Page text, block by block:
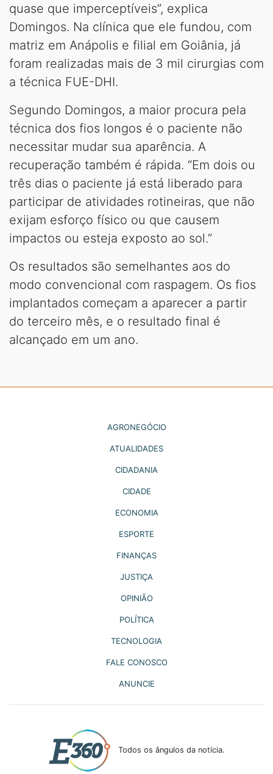
quase que imperceptíveis”, explica
Domingos. Na clínica que ele fundou, com
matriz em Anápolis e filial em Goiânia, já
foram realizadas mais de 3 mil cirurgias com
a técnica FUE-DHI.
Segundo Domingos, a maior procura pela
técnica dos fios longos é o paciente não
necessitar mudar sua aparência. A
recuperação também é rápida. “Em dois ou
três dias o paciente já está liberado para
participar de atividades rotineiras, que não
exijam esforço físico ou que causem
impactos ou esteja exposto ao sol.”
Os resultados são semelhantes aos do
modo convencional com raspagem. Os fios
implantados começam a aparecer a partir
do terceiro mês, e o resultado final é
alcançado em um ano.
AGRONEGÓCIO
ATUALIDADES
CIDADANIA
CIDADE
ECONOMIA
ESPORTE
FINANÇAS
JUSTIÇA
OPINIÃO
POLÍTICA
TECNOLOGIA
FALE CONOSCO
ANUNCIE
Todos os ângulos da notícia.